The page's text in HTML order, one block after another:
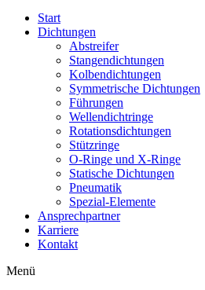
Start
Dichtungen
Abstreifer
Stangendichtungen
Kolbendichtungen
Symmetrische Dichtungen
Führungen
Wellendichtringe
Rotationsdichtungen
Stützringe
O-Ringe und X-Ringe
Statische Dichtungen
Pneumatik
Spezial-Elemente
Ansprechpartner
Karriere
Kontakt
Menü